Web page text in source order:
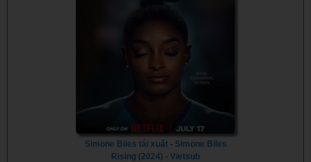
Simone Biles tái xuất - Simone Biles
Rising (2024) - Vietsub